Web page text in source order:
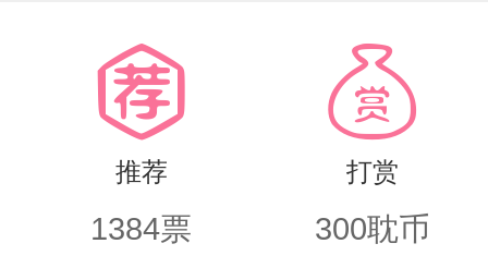
愿意离婚故意伤害秦浩宇眼睛，逼他
求，“司涏弛，求你放过我吧，我错了
应该爱你…”直到，有一天，他死在了
推荐
1384票
打赏
300耽币